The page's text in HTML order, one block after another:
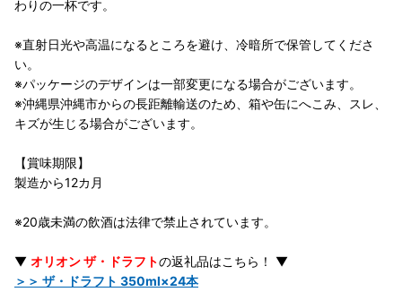
わりの一杯です。
※直射日光や高温になるところを避け、冷暗所で保管してくださ
い。
※パッケージのデザインは一部変更になる場合がございます。
※沖縄県沖縄市からの長距離輸送のため、箱や缶にへこみ、スレ、
キズが生じる場合がございます。
【賞味期限】
製造から12カ月
※20歳未満の飲酒は法律で禁止されています。
▼ オリオン ザ・ドラフトの返礼品はこちら！ ▼
＞＞ ザ・ドラフト 350ml×24本